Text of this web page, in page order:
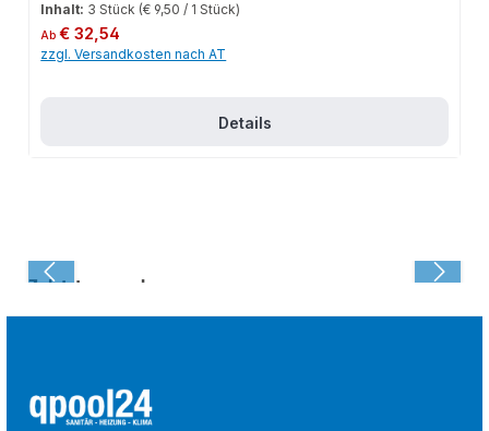
Inhalt: 3 Stück (€ 9,50 / 1 Stück)
Regulärer Preis:
Ab€ 32,54
zzgl. Versandkosten nach AT
Details
Zuletzt angesehen: